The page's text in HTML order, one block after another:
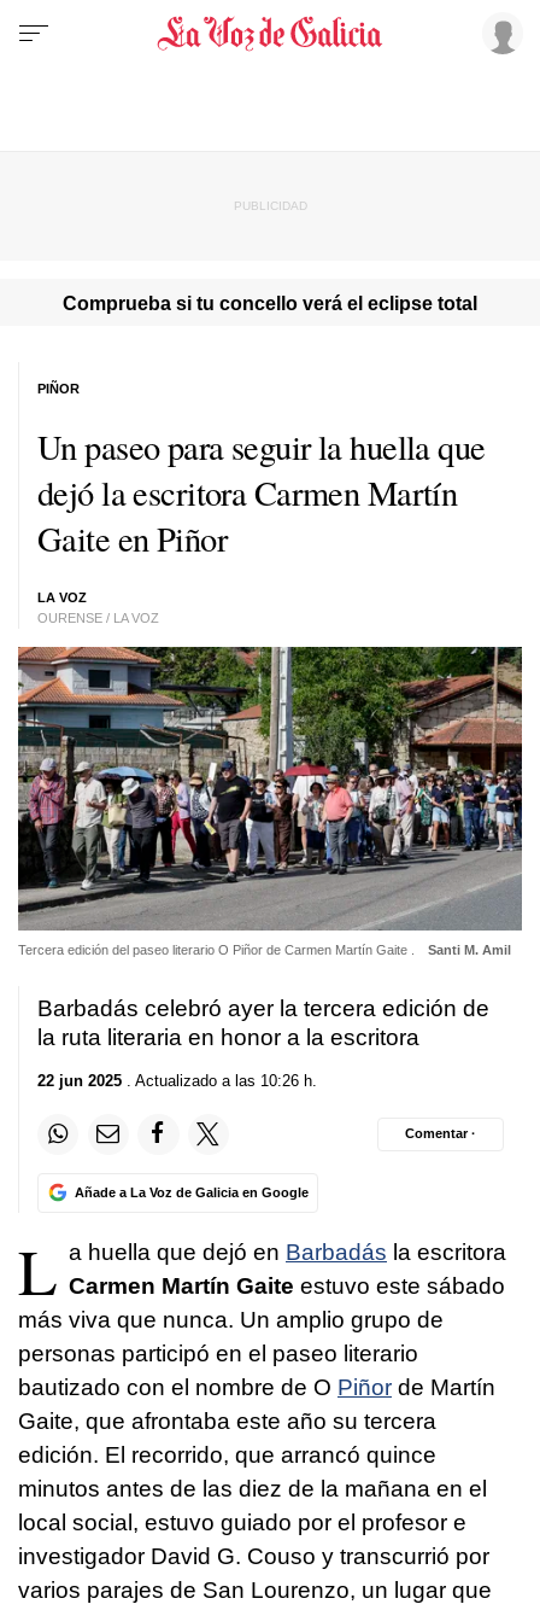
Comprueba si tu concello verá el eclipse total
Un paseo para seguir la huella que
dejó la escritora Carmen Martín
Gaite en Piñor
LA VOZ
OURENSE / LA VOZ
PIÑOR
Tercera edición del paseo literario O Piñor de Carmen Martín Gaite . Santi M. Amil
Barbadás celebró ayer la tercera edición de
la ruta literaria en honor a la escritora
22 jun 2025 . Actualizado a las 10:26 h.
Añade a La Voz de Galicia en Google
Comentar ·
L a huella que dejó en Barbadás la escritora
Carmen Martín Gaite estuvo este sábado
más viva que nunca. Un amplio grupo de
personas participó en el paseo literario
bautizado con el nombre de O Piñor de Martín
Gaite, que afrontaba este año su tercera
edición. El recorrido, que arrancó quince
minutos antes de las diez de la mañana en el
local social, estuvo guiado por el profesor e
investigador David G. Couso y transcurrió por
varios parajes de San Lourenzo, un lugar que